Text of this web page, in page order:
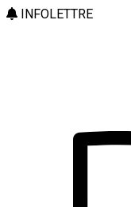
INFOLETTRE